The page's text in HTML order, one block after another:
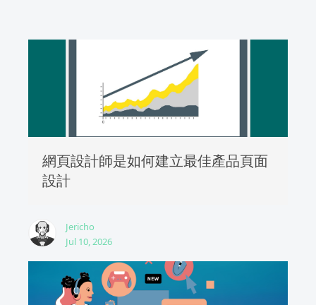
網頁設計師是如何建立最佳產品頁面
設計
Jericho
Jul 10, 2026